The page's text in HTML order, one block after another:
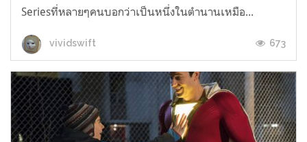
Seriesที่หลายๆคนบอกว่าเป็นหนึ่งในตำนานเหมือ...
vividswift 673